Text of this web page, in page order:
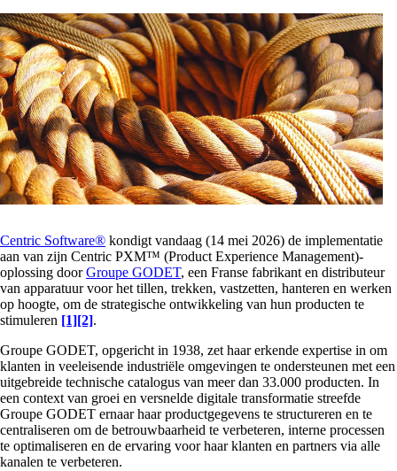
Centric Software® kondigt vandaag (14 mei 2026) de implementatie
aan van zijn Centric PXM™ (Product Experience Management)-
oplossing doorGroupe GODET, een Franse fabrikant en distributeur
van apparatuur voor het tillen, trekken, vastzetten, hanteren en werken
op hoogte, om de strategische ontwikkeling van hun producten te
stimuleren [1][2].
Groupe GODET, opgericht in 1938, zet haar erkende expertise in om
klanten in veeleisende industriële omgevingen te ondersteunen met een
uitgebreide technische catalogus van meer dan 33.000 producten. In
een context van groei en versnelde digitale transformatie streefde
Groupe GODET ernaar haar productgegevens te structureren en te
centraliseren om de betrouwbaarheid te verbeteren, interne processen
te optimaliseren en de ervaring voor haar klanten en partners via alle
kanalen te verbeteren.